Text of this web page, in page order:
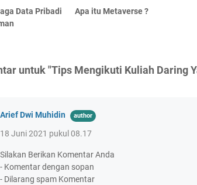
Data Pribadi
Apa itu Metaverse ?
untuk "Tips Mengikuti Kuliah Daring
Arief Dwi Muhidin
18 Juni 2021 pukul 08.17
Silakan Berikan Komentar Anda
- Komentar dengan sopan
- Dilarang spam Komentar